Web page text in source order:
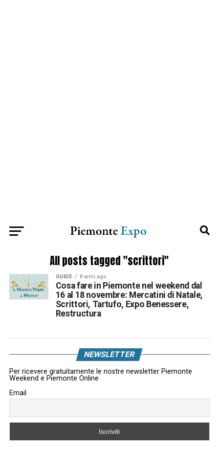
All posts tagged "scrittori"
GUIDE 8 anni ago
Cosa fare in Piemonte nel weekend dal
16 al 18 novembre: Mercatini di Natale,
Scrittori, Tartufo, Expo Benessere,
Restructura
NEWSLETTER
Per ricevere gratuitamente le nostre newsletter Piemonte
Weekend e Piemonte Online
Email